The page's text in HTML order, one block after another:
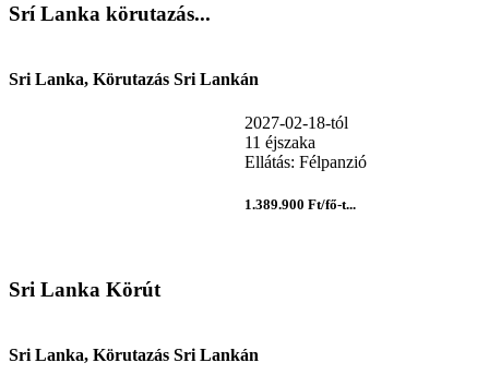
Srí Lanka körutazás...
Sri Lanka, Körutazás Sri Lankán
2027-02-18-tól
11 éjszaka
Ellátás: Félpanzió
1.389.900 Ft/fő-t...
Sri Lanka Körút
Sri Lanka, Körutazás Sri Lankán